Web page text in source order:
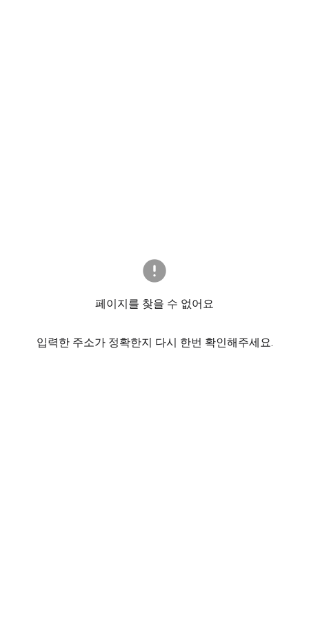
페이지를 찾을 수 없어요
입력한 주소가 정확한지 다시 한번 확인해주세요.